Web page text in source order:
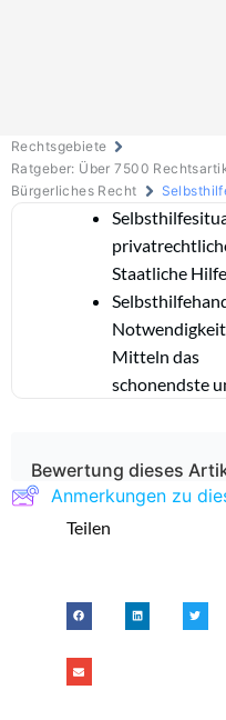
Rechtsgebiete
Ratgeber: Über 7500
Bürgerliches Recht
Staatliche
Mitteln das
schonendste
Bewertung dieses
Anmerkungen zu
Teilen